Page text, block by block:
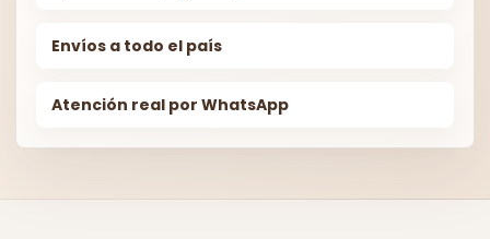
Envíos a todo el país
Atención real por WhatsApp